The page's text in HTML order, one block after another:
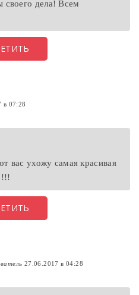
своего дела! Всем
в 07:28
вас ухожу самая красивая
27.06.2017 в 04:28